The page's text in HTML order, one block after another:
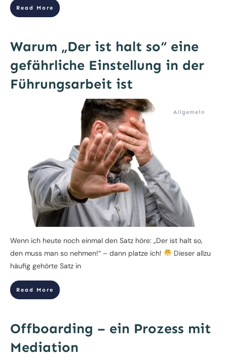
Read More
Warum „Der ist halt so“ eine
gefährliche Einstellung in der
Führungsarbeit ist
Allgemein
Wenn ich heute noch einmal den Satz höre: „Der ist halt so,
den muss man so nehmen!“ – dann platze ich!
Dieser allzu
häufig gehörte Satz in
Read More
Offboarding – ein Prozess mit
Mediation